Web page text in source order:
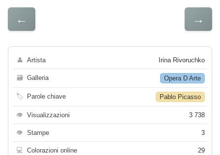
← →
👤 Artista Irina Rivoruchko
🗃 Galleria Opera D Arte
🏷 Parole chiave Pablo Picasso
👁 Visualizzazioni 3 738
👁 Stampe 3
💻 Colorazioni online 29